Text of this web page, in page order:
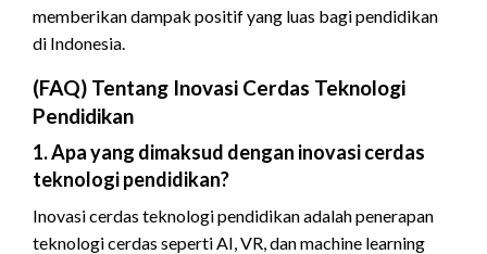
memberikan dampak positif yang luas bagi pendidikan
di Indonesia.
(FAQ) Tentang Inovasi Cerdas Teknologi
Pendidikan
1. Apa yang dimaksud dengan inovasi cerdas
teknologi pendidikan?
Inovasi cerdas teknologi pendidikan adalah penerapan
teknologi cerdas seperti AI, VR, dan machine learning